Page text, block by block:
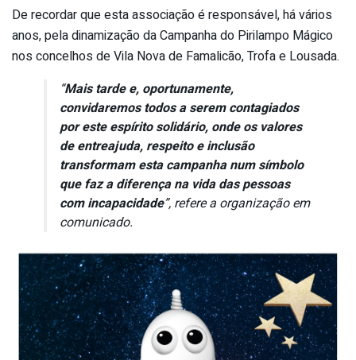
De recordar que esta associação é responsável, há vários
anos, pela dinamização da Campanha do Pirilampo Mágico
nos concelhos de Vila Nova de Famalicão, Trofa e Lousada.
“Mais tarde e, oportunamente,
convidaremos todos a serem contagiados
por este espírito solidário, onde os valores
de entreajuda, respeito e inclusão
transformam esta campanha num símbolo
que faz a diferença na vida das pessoas
com incapacidade”, refere a organização em
comunicado.